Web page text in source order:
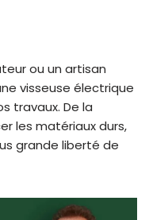
ou un artisan
visseuse électrique
travaux. De la
les matériaux durs,
grande liberté de